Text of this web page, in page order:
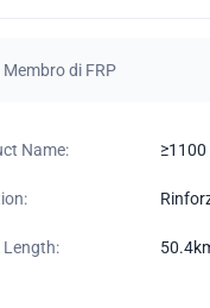
Membro di FRP
Name: ≥1100
Length: